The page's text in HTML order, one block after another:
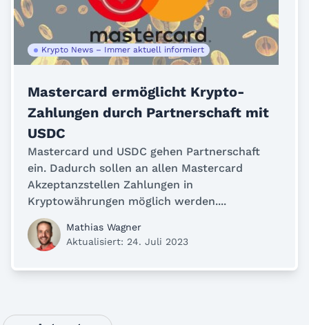
Krypto News – Immer aktuell informiert
Mastercard ermöglicht Krypto-
Zahlungen durch Partnerschaft mit
USDC
Mastercard und USDC gehen Partnerschaft
ein. Dadurch sollen an allen Mastercard
Akzeptanzstellen Zahlungen in
Kryptowährungen möglich werden....
Mathias Wagner
Aktualisiert: 24. Juli 2023